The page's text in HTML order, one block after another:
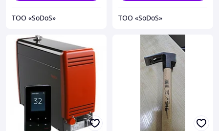
ТОО «SoDoS» ТОО «SoDoS»